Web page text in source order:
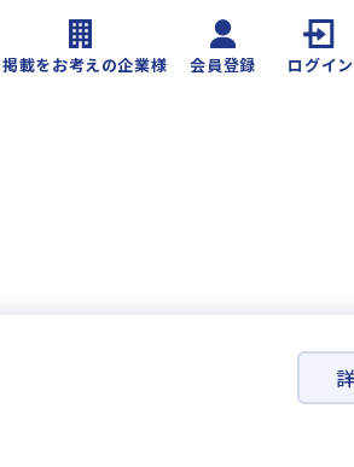
掲載をお考えの企業様 会員登録 ログイン